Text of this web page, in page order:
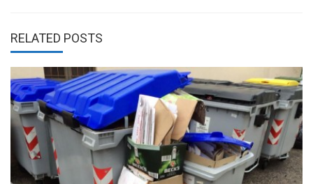
RELATED POSTS